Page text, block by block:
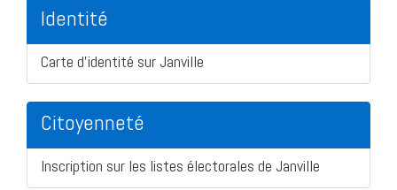
Identité
Carte d'identité sur Janville
Citoyenneté
Inscription sur les listes électorales de Janville